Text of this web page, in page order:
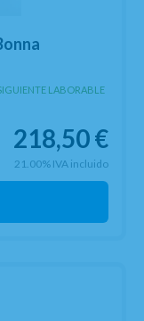
LABORABLE
218,50€
21.00% IVA incluido